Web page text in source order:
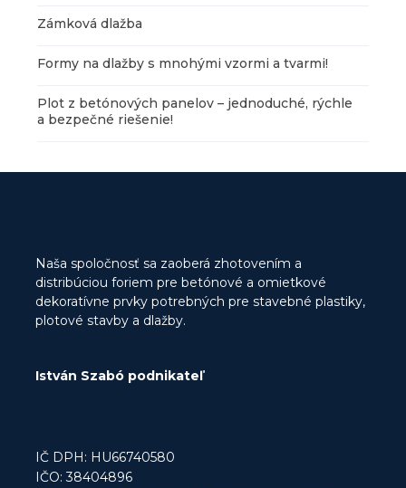
Zámková dlažba
Formy na dlažby s mnohými vzormi a tvarmi!
Plot z betónových panelov – jednoduché, rýchle
a bezpečné riešenie!
Naša spoločnosť sa zaoberá zhotovením a
distribúciou foriem pre betónové a omietkové
dekoratívne prvky potrebných pre stavebné plastiky,
plotové stavby a dlažby.
István Szabó podnikateľ
IČ DPH: HU66740580
IČO: 38404896